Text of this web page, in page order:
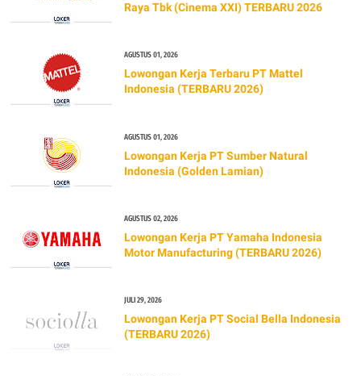
Raya Tbk (Cinema XXI) TERBARU 2026
AGUSTUS 01, 2026
Lowongan Kerja Terbaru PT Mattel
Indonesia (TERBARU 2026)
AGUSTUS 01, 2026
Lowongan Kerja PT Sumber Natural
Indonesia (Golden Lamian)
AGUSTUS 02, 2026
Lowongan Kerja PT Yamaha Indonesia
Motor Manufacturing (TERBARU 2026)
JULI 29, 2026
Lowongan Kerja PT Social Bella Indonesia
(TERBARU 2026)